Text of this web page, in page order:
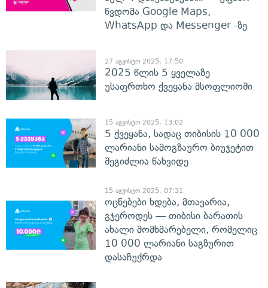
წვდომა Google Maps,
WhatsApp და Messenger -ზე
27 აგვისტო 2025, 17:50
2025 წლის 5 ყველაზე
უსაფრთხო ქვეყანა მსოფლიოში
15 აგვისტო 2025, 13:02
5 ქვეყანა, სადაც თიბისის 10 000
ლარიანი სამოგზაურო ბიუჯეტით
შეგიძლია წახვიდე
15 აგვისტო 2025, 07:31
ოცნებები ხდება, მთავარია,
გჯეროდეს — თიბისი ბარათის
ახალი მომხმარებელი, რომელიც
10 000 ლარიანი საგზურით
დასაჩუქრდა